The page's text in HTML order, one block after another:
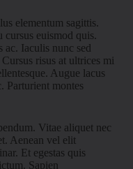
elementum sagittis.
cursus euismod quis.
ac. Iaculis nunc sed
risus at ultrices mi
Augue lacus
Parturient montes
Vitae aliquet nec
Aenean vel elit
Et egestas quis
Sapien